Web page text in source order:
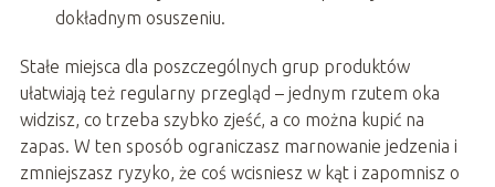
dokładnym osuszeniu.
Stałe miejsca dla poszczególnych grup produktów
ułatwiają też regularny przegląd – jednym rzutem oka
widzisz, co trzeba szybko zjeść, a co można kupić na
zapas. W ten sposób ograniczasz marnowanie jedzenia i
zmniejszasz ryzyko, że coś wcisniesz w kąt i zapomnisz o